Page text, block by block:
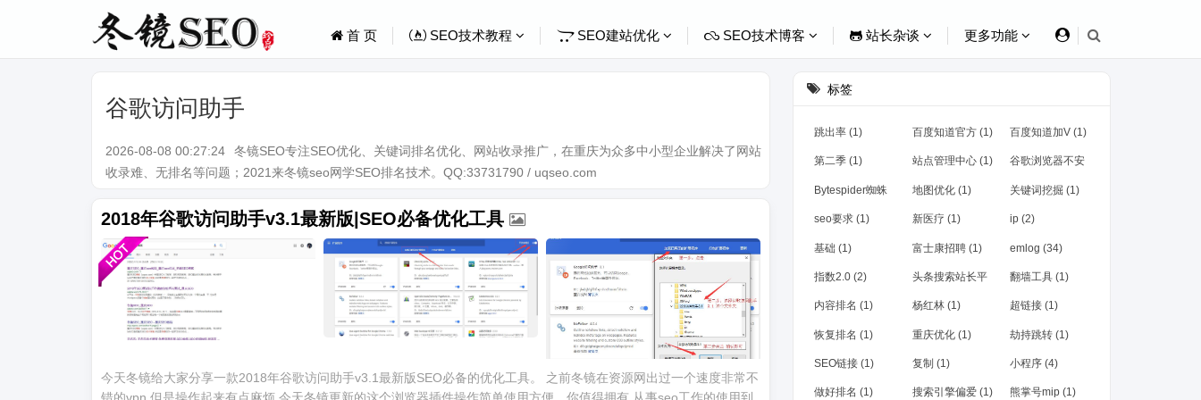
首 页 SEO技术教程 SEO建站优化 SEO技术博客 站长杂谈 更多功能
谷歌访问助手
2026-08-08 00:27:24
冬镜SEO专注SEO优化、关键词排名优化、网站收录推广，在重庆为众多中小型企业解决了网站
收录难、无排名等问题；2021来冬镜seo网学SEO排名技术。QQ:33731790 / uqseo.com
2018年谷歌访问助手v3.1最新版|SEO必备优化工具
今天冬镜给大家分享一款2018年谷歌访问助手v3.1最新版SEO必备的优化工具。 之前冬镜在资源网出过一个速度非常不
标签
跳出率 (1) 百度知道官方 (1) 百度知道加V (1)
第二季 (1) 站点管理中心 (1) 谷歌浏览器不安
全 (1)
Bytespider蜘蛛
(1)
地图优化 (1) 关键词挖掘 (1)
seo要求 (1) 新医疗 (1) ip (2)
基础 (1) 富士康招聘 (1) emlog (34)
指数2.0 (2) 头条搜索站长平
台上线 (1)
翻墙工具 (1)
内容排名 (1) 杨红林 (1) 超链接 (1)
恢复排名 (1) 重庆优化 (1) 劫持跳转 (1)
SEO链接 (1) 复制 (1) 小程序 (4)
做好排名 (1) 搜索引擎偏爱 (1) 熊掌号mip (1)